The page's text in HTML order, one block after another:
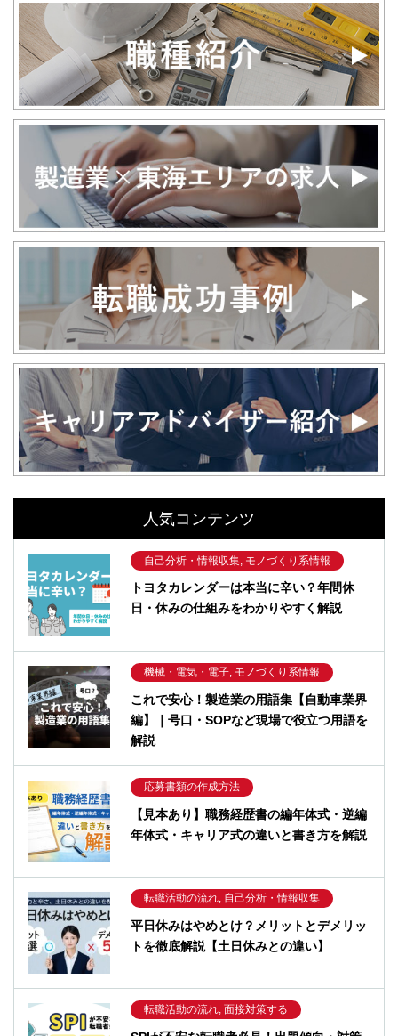
人気コンテンツ
自己分析・情報収集, モノづくり系情報
トヨタカレンダーは本当に辛い？年間休
日・休みの仕組みをわかりやすく解説
機械・電気・電子, モノづくり系情報
これで安心！製造業の用語集【自動車業界
編】｜号口・SOPなど現場で役立つ用語を
解説
応募書類の作成方法
【見本あり】職務経歴書の編年体式・逆編
年体式・キャリア式の違いと書き方を解説
転職活動の流れ, 自己分析・情報収集
平日休みはやめとけ？メリットとデメリッ
トを徹底解説【土日休みとの違い】
転職活動の流れ, 面接対策する